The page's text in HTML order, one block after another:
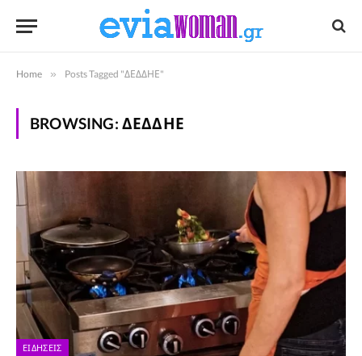
Home » Posts Tagged "ΔΕΔΔΗΕ"
BROWSING: ΔΕΔΔΗΕ
ΕΙΔΉΣΕΙΣ